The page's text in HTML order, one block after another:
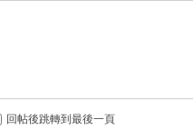
回帖後跳轉到最後一頁